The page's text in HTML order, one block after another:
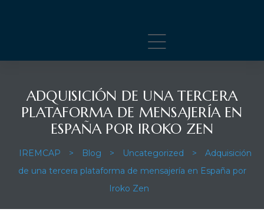
ADQUISICIÓN DE UNA TERCERA
PLATAFORMA DE MENSAJERÍA EN
ESPAÑA POR IROKO ZEN
IREMCAP > Blog > Uncategorized >
Adquisición
de una tercera plataforma de mensajería en España por
Iroko Zen